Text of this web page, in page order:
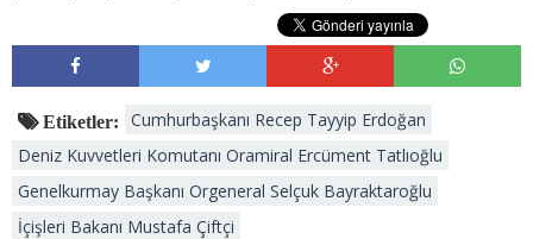
Etiketler:
Cumhurbaşkanı Recep Tayyip Erdoğan
Deniz Kuvvetleri Komutanı Oramiral Ercüment Tatlıoğlu
Genelkurmay Başkanı Orgeneral Selçuk Bayraktaroğlu
İçişleri Bakanı Mustafa Çiftçi